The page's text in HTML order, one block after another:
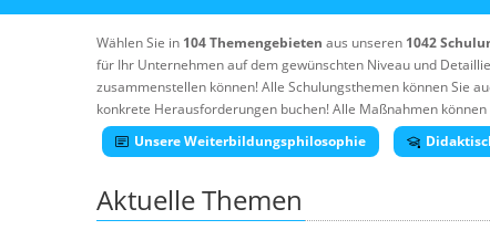
Wählen Sie in 104 Themengebieten aus unseren 1042
für Ihr Unternehmen auf dem gewünschten Niveau und
zusammenstellen können! Alle Schulungsthemen können Sie
konkrete Herausforderungen buchen! Alle Maßnahmen
Unsere Weiterbildungsphilosophie
Aktuelle Themen